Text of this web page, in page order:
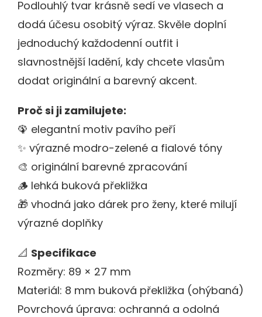
Podlouhlý tvar krásně sedí ve vlasech a
dodá účesu osobitý výraz. Skvěle doplní
jednoduchý každodenní outfit i
slavnostnější ladění, kdy chcete vlasům
dodat originální a barevný akcent.
Proč si ji zamilujete:
🦚 elegantní motiv pavího peří
✨ výrazné modro-zelené a fialové tóny
🎨 originální barevné zpracování
🪵 lehká buková překližka
🎁 vhodná jako dárek pro ženy, které milují
výrazné doplňky
📐 Specifikace
Rozměry: 89 × 27 mm
Materiál: 8 mm buková překližka (ohýbaná)
Povrchová úprava: ochranná a odolná